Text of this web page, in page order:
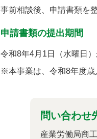
事前相談後、申請書類を
申請書類の提出期間
令和8年4月1日（水曜日
※本事業は、令和8年度歳
問い合わせ
産業労働局商